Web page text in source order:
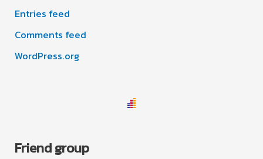
Entries feed
Comments feed
WordPress.org
Friend group